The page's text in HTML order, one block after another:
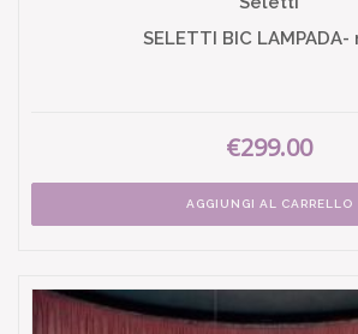
SELETTI BIC LAMPADA-
€299.00
AGGIUNGI AL CARRELLO